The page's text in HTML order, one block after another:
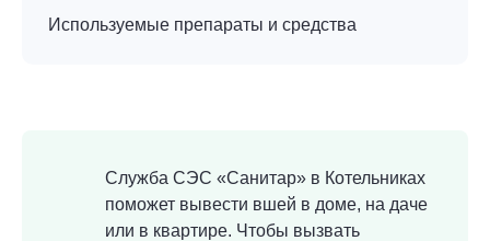
Используемые препараты и средства
Служба СЭС «Санитар» в Котельниках
поможет вывести вшей в доме, на даче
или в квартире. Чтобы вызвать